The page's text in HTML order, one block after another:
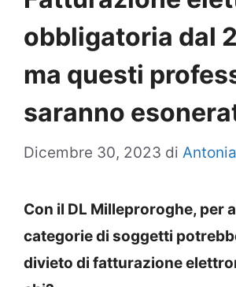
obbligatoria dal
ma questi
saranno
Dicembre 30, 2023 di
Con il DL Milleproroghe, per
categorie di soggetti
divieto di fatturazione